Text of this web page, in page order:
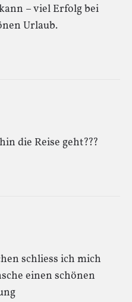
– viel Erfolg bei
Urlaub.
die Reise geht???
schliess ich mich
einen schönen